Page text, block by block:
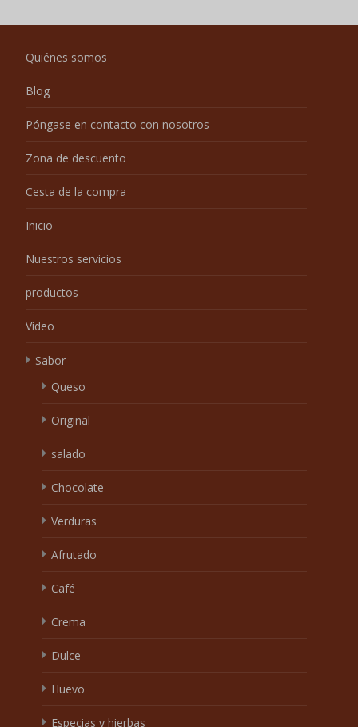
Quiénes somos
Blog
Póngase en contacto con nosotros
Zona de descuento
Cesta de la compra
Inicio
Nuestros servicios
productos
Vídeo
Sabor
Queso
Original
salado
Chocolate
Verduras
Afrutado
Café
Crema
Dulce
Huevo
Especias y hierbas